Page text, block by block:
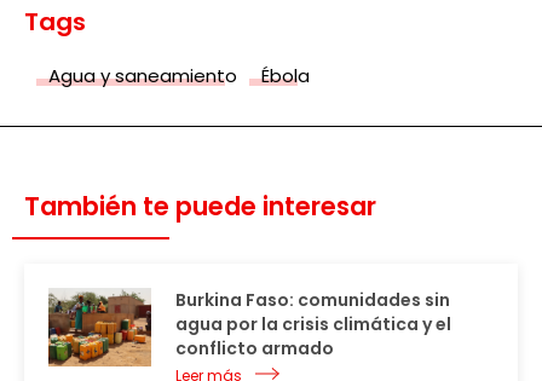
Tags
Agua y saneamiento Ébola
También te puede interesar
Burkina Faso: comunidades sin
agua por la crisis climática y el
conflicto armado
Leer más